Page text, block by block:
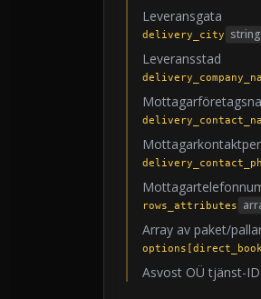
Leveransgata
delivery_city string
Leveransstad
rows_attributes
Array av paket/
Asvost OÜ tjänst-